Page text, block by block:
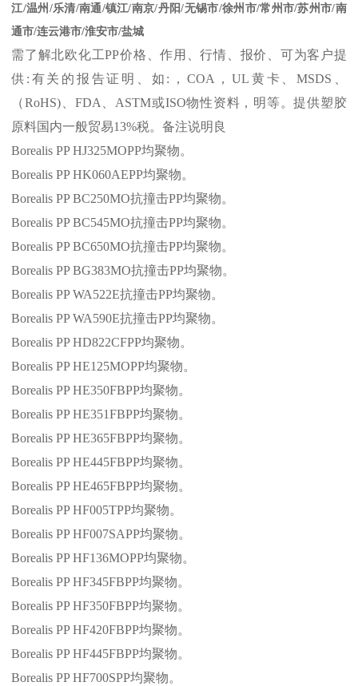
江/温州/乐清/南通/镇江/南京/丹阳/无锡市/徐州市/常州市/苏州市/南
通市/连云港市/淮安市/盐城
需了解北欧化工PP价格、作用、行情、报价、可为客户提
供 : 有关的报告证明、如 : ， COA，UL 黄卡、 MSDS 、
（RoHS)、 FDA、ASTM或ISO物性资料，明等。提供塑胶
原料国内一般贸易13%税。备注说明良
Borealis PP HJ325MOPP均聚物。
Borealis PP HK060AEPP均聚物。
Borealis PP BC250MO抗撞击PP均聚物。
Borealis PP BC545MO抗撞击PP均聚物。
Borealis PP BC650MO抗撞击PP均聚物。
Borealis PP BG383MO抗撞击PP均聚物。
Borealis PP WA522E抗撞击PP均聚物。
Borealis PP WA590E抗撞击PP均聚物。
Borealis PP HD822CFPP均聚物。
Borealis PP HE125MOPP均聚物。
Borealis PP HE350FBPP均聚物。
Borealis PP HE351FBPP均聚物。
Borealis PP HE365FBPP均聚物。
Borealis PP HE445FBPP均聚物。
Borealis PP HE465FBPP均聚物。
Borealis PP HF005TPP均聚物。
Borealis PP HF007SAPP均聚物。
Borealis PP HF136MOPP均聚物。
Borealis PP HF345FBPP均聚物。
Borealis PP HF350FBPP均聚物。
Borealis PP HF420FBPP均聚物。
Borealis PP HF445FBPP均聚物。
Borealis PP HF700SPP均聚物。